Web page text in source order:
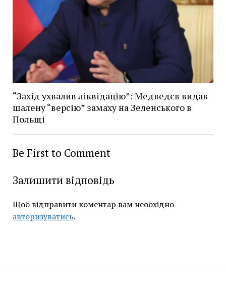
“Захід ухвалив ліквідацію”: Медведєв видав
шалену “версію” замаху на Зеленського в
Польщі
Be First to Comment
Залишити відповідь
Щоб відправити коментар вам необхідно
авторизуватись.